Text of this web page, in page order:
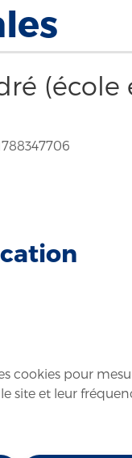
(école
cookies pour
site et leur